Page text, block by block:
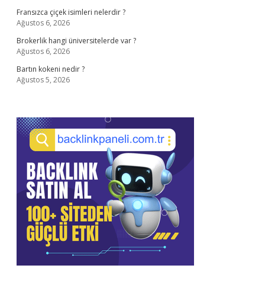
Fransızca çiçek isimleri nelerdir ?
Ağustos 6, 2026
Brokerlik hangi üniversitelerde var ?
Ağustos 6, 2026
Bartın kokeni nedir ?
Ağustos 5, 2026